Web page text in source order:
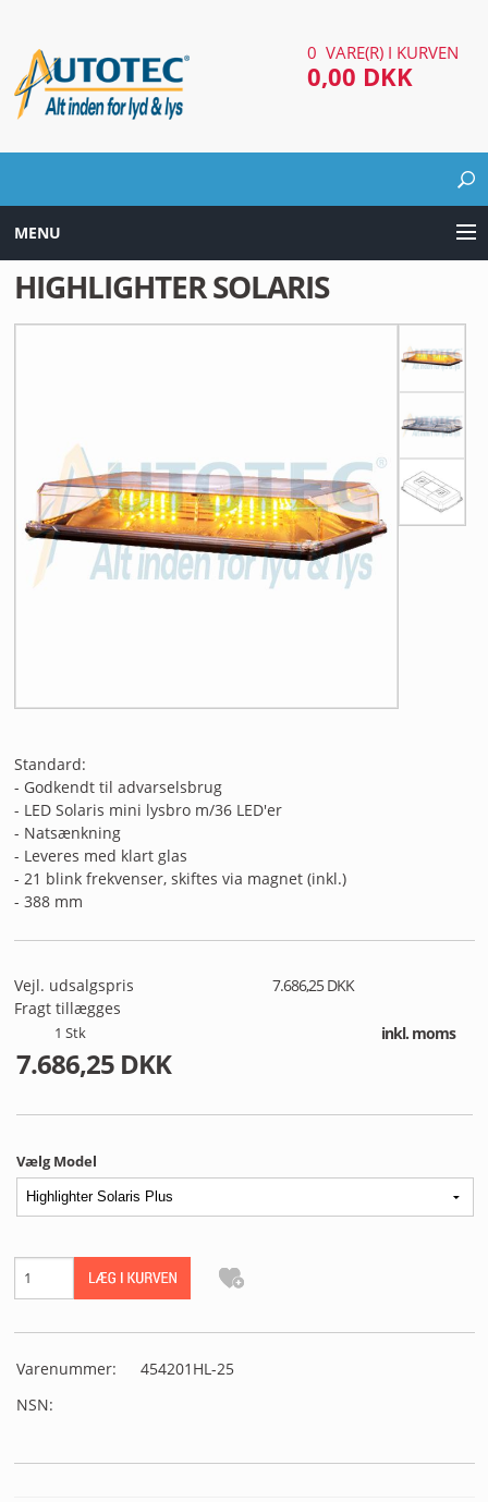
0 VARE(R) I KURVEN
0,00 DKK
MENU
LYD & LYS UDSTYR
EL UDSTYR
ANDET UDSTYR
RESTSALG
PROFIL
KATALOGER
RMA
HANDELSBETINGELSER
MIN PROFIL
B2B LOGIN
HIGHLIGHTER SOLARIS
Standard:
- Godkendt til advarselsbrug
- LED Solaris mini lysbro m/36 LED'er
- Natsænkning
- Leveres med klart glas
- 21 blink frekvenser, skiftes via magnet (inkl.)
- 388 mm
Vejl. udsalgspris
Fragt tillægges
7.686,25 DKK
1 Stk inkl. moms
7.686,25 DKK
Vælg Model
Varenummer:
454201HL-25
NSN: